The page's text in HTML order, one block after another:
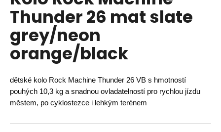
0,0
5
hvězdiček.
Thunder 26 mat slate
grey/neon
orange/black
dětské kolo Rock Machine Thunder 26 VB s hmotností
pouhých 10,3 kg a snadnou ovladatelností pro rychlou jízdu
městem, po cyklostezce i lehkým terénem
a
í
t
?